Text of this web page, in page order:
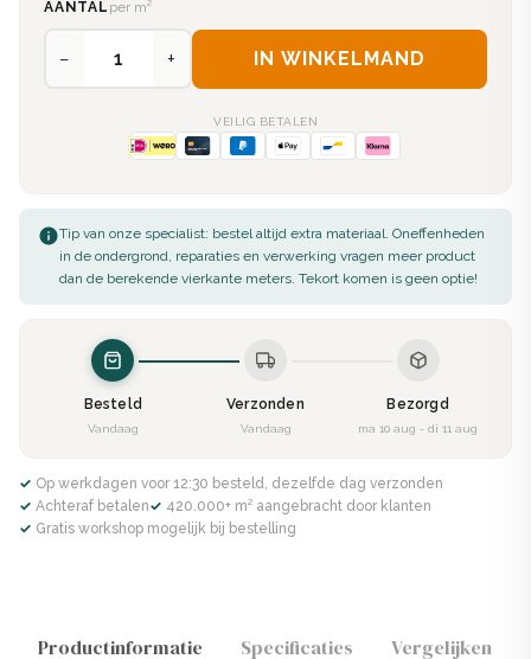
Productinformatie Specificaties Vergelijken
AANTAL per m²
− + IN WINKELMAND
VEILIG BETALEN
Tip van onze specialist: bestel altijd extra materiaal. Oneffenheden
in de ondergrond, reparaties en verwerking vragen meer product
dan de berekende vierkante meters. Tekort komen is geen optie!
Besteld
Vandaag
Verzonden
Vandaag
Bezorgd
ma 10 aug - di 11 aug
✓ Op werkdagen voor 12:30 besteld, dezelfde dag verzonden
✓ Achteraf betalen
✓ 420.000+ m² aangebracht door klanten
✓ Gratis workshop mogelijk bij bestelling